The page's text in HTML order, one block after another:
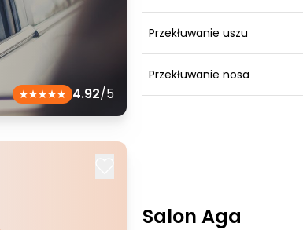
4.92/5
Przekłuwanie uszu
Przekłuwanie nosa
Salon Aga